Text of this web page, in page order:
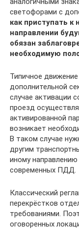
светофорами с
как приступать к
направлении
обязан
необходимую
Типичное
дополнительной
случае активации
проезд
активированной
возникает
В таком случае
другим
иному
современных ПДД.
Классический
перекрёстков
требованиями.
оговоренных